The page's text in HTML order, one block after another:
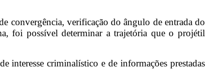
convergência, verificação do ângulo de entrada do
foi possível determinar a trajetória que o projétil
interesse criminalístico e de informações prestadas